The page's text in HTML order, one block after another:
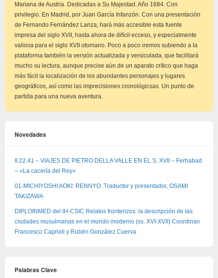
Mariana de Austria. Dedicadas a Su Majestad. Año 1684. Con
privilegio. En Madrid, por Juan García Infanzón. Con una presentación
de Fernando Fernández Lanza, hará más accesible esta fuente
impresa del siglo XVII, hasta ahora de difícil ecceso, y especialmente
valiosa para el siglo XVII otomano. Poco a poco iremos subiendo a la
plataforma también la versión actualizada y versiculada, que facilitará
mucho su lectura, aunque precise aún de un aparato crítico que haga
más fácil la localización de los abundantes personajes y lugares
geográficos, así como las imprecisiones cronológicsas. Un punto de
partida para una nueva aventura.
Novedades
II.22.41 – VIAJES DE PIETRO DELLA VALLE EN EL S. XVII – Ferhabad
– «La cacería del Rey»
01-MICHIYOSHI AOKI: RENNYO. Traductor y presentador, OSAMI
TAKIZAWA
DIPLOINMED del IH-CSIC Relatos fronterizos: la descripción de las
ciudades musulmanas en el mundo moderno (ss. XVI-XVII) Coordinan
Francesco Caprioli y Rubén González Cuerva
Palabras Clave